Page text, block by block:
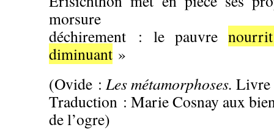
morsure
déchirement : le pauvre
diminuant »
(Ovide : Les métamorphoses.
Traduction : Marie Cosnay aux
de l’ogre)